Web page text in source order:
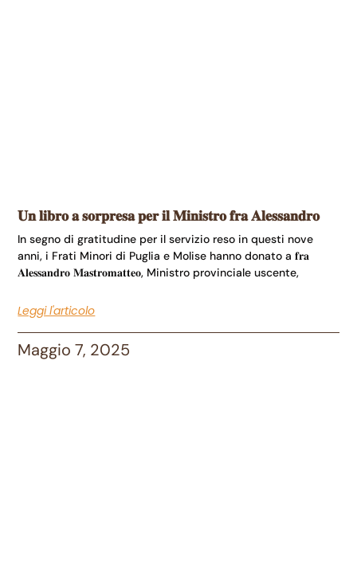
𝐔𝐧 𝐥𝐢𝐛𝐫𝐨 𝐚 𝐬𝐨𝐫𝐩𝐫𝐞𝐬𝐚 𝐩𝐞𝐫 𝐢𝐥 𝐌𝐢𝐧𝐢𝐬𝐭𝐫𝐨 𝐟𝐫𝐚 𝐀𝐥𝐞𝐬𝐬𝐚𝐧𝐝𝐫𝐨
In segno di gratitudine per il servizio reso in questi nove
anni, i Frati Minori di Puglia e Molise hanno donato a 𝐟𝐫𝐚
𝐀𝐥𝐞𝐬𝐬𝐚𝐧𝐝𝐫𝐨 𝐌𝐚𝐬𝐭𝐫𝐨𝐦𝐚𝐭𝐭𝐞𝐨, Ministro provinciale uscente,
Leggi l'articolo
Maggio 7, 2025